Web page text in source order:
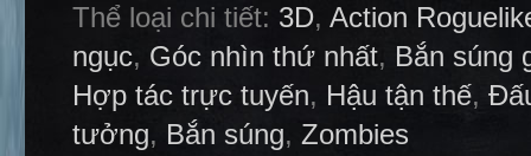
Thể loại chi tiết: 3D, Action
ngục, Góc nhìn thứ nhất, Bắn súng
Hợp tác trực tuyến, Hậu tận thế,
tưởng, Bắn súng, Zombies